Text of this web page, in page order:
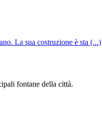
La sua costruzione è sta (...)
fontane della città.